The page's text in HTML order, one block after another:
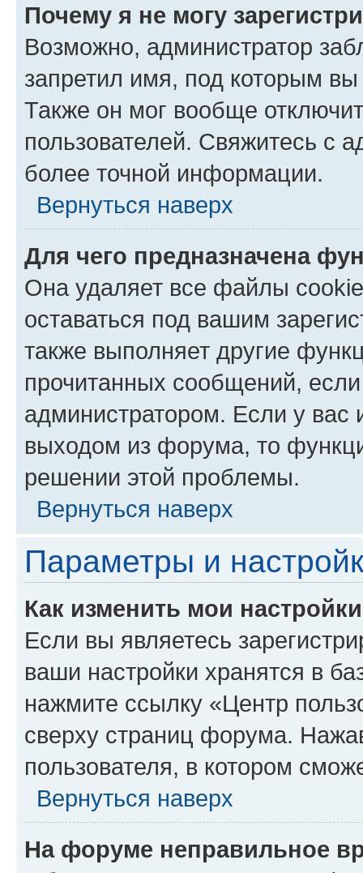
Почему я не могу
Возможно, администратор
запретил имя, под которым вы
Также он мог вообще
пользователей. Свяжитесь с
более точной информации.
Вернуться наверх
Для чего предназначена
Она удаляет все файлы
оставаться под вашим
также выполняет другие
прочитанных сообщений,
администратором. Если у
выходом из форума, то
решении этой проблемы.
Вернуться наверх
Параметры и
Как изменить мои
Если вы являетесь
ваши настройки хранятся в
нажмите ссылку «Центр
сверху страниц форума.
пользователя, в котором
Вернуться наверх
На форуме неправильное